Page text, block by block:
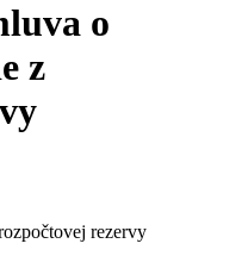
o
z
rezervy